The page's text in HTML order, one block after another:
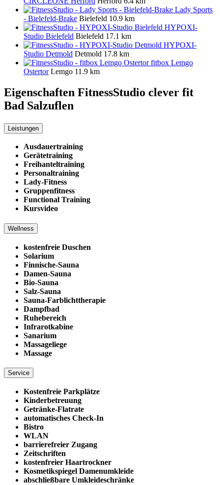
Lady Sports
- Bielefeld-Brake Bielefeld 10.9 km
HYPOXI-
Studio Bielefeld Bielefeld 17.1 km
HYPOXI-
Studio Detmold Detmold 17.8 km
fitbox Lemgo
Ostertor Lemgo 11.9 km
Eigenschaften FitnessStudio clever fit
Bad Salzuflen
Leistungen
Ausdauertraining
Gerätetraining
Freihanteltraining
Personaltraining
Lady-Fitness
Gruppenfitness
Functional Training
Kursvideo
Wellness
kostenfreie Duschen
Solarium
Finnische-Sauna
Damen-Sauna
Bio-Sauna
Salz-Sauna
Sauna-Farblichttherapie
Dampfbad
Ruhebereich
Infrarotkabine
Sanarium
Massageliege
Massage
Service
Kostenfreie Parkplätze
Kinderbetreuung
Getränke-Flatrate
automatisches Check-In
Bistro
WLAN
barrierefreier Zugang
Zeitschriften
kostenfreier Haartrockner
Kosmetikspiegel Damenumkleide
abschließbare Umkleideschränke